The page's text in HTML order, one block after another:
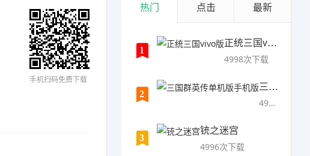
手机扫码免费下载
热门 点击 最新
1
正统三国vivo版
4998次下载
2
三国群英传单机版手机版
4997次下载
3
铳之迷宫
4996次下载